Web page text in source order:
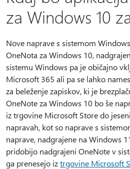
za Windows 10
Nove naprave s sistemom
OneNota za Windows 10,
sistemu Windows pa je običajno
Microsoft 365 ali pa se lahko
za beleženje zapiskov, ki je
OneNote za Windows 10 bo še
iz trgovine Microsoft Store do
napravah, kot so naprave s
naprave, nadgrajene na Windows
pridobijo nadgrajeni OneNote v
ga prenesejo iztrgovine Microsoft